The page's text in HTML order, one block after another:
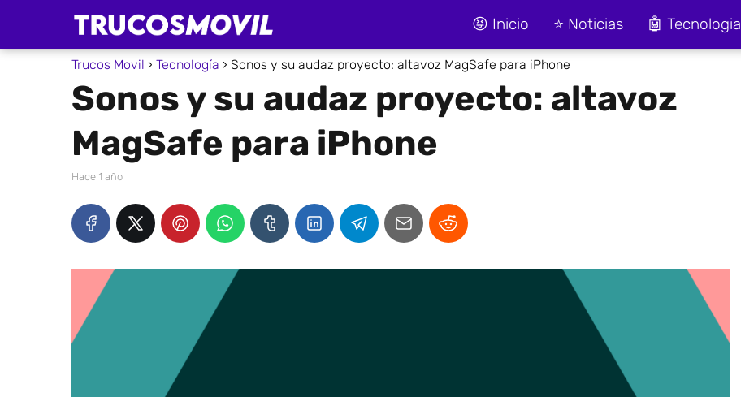
😝 Inicio ⭐ Noticias 🤖 Tecnologia
Trucos Movil Tecnología Sonos y su audaz proyecto: altavoz MagSafe para iPhone
Sonos y su audaz proyecto: altavoz
MagSafe para iPhone
hace 1 año